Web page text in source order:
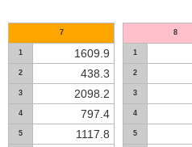
7
1 1609.9
2 438.3
3 2098.2
4 797.4
5 1117.8
8
1
2
3
4
5